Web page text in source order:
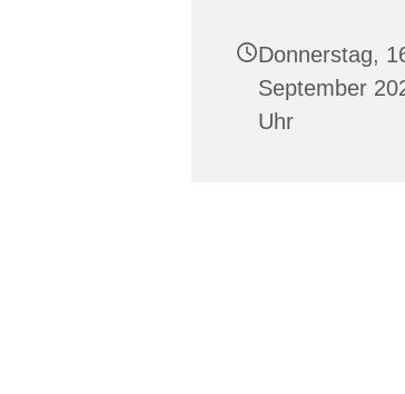
Donnerstag,
September
Uhr